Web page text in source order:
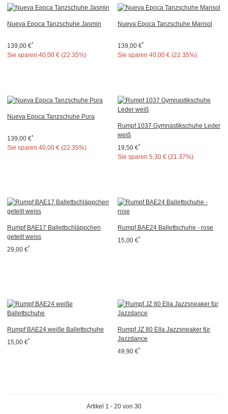
Nueva Epoca Tanzschuhe Jasmin
139,00 €*
Sie sparen 40,00 € (22.35%)
Nueva Epoca Tanzschuhe Marisol
139,00 €*
Sie sparen 40,00 € (22.35%)
Nueva Epoca Tanzschuhe Pura
139,00 €*
Sie sparen 40,00 € (22.35%)
Rumpf 1037 Gymnastikschuhe Leder
weiß
19,50 €*
Sie sparen 5,30 € (21.37%)
Rumpf BAE17 Ballettschläppchen
geteilt weiss
29,00 €*
Rumpf BAE24 Ballettschuhe - rose
15,00 €*
Rumpf BAE24 weiße Ballettschuhe
15,00 €*
Rumpf JZ 80 Ella Jazzsneaker für
Jazzdance
49,90 €*
Artikel 1 - 20 von 30